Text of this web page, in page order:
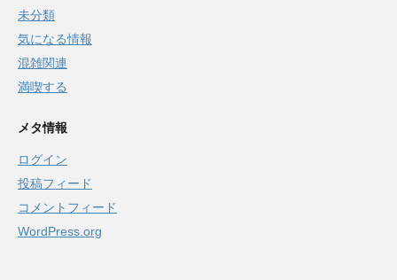
未分類
気になる情報
混雑関連
満喫する
メタ情報
ログイン
投稿フィード
コメントフィード
WordPress.org